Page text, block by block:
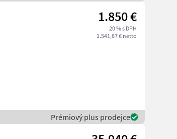
1.850 €
20 % s DPH
1.541,67 € netto
Prémiový plus prodejce